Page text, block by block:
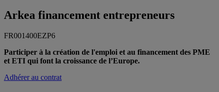
Arkea financement entrepreneurs
FR001400EZP6
Participer à la création de l'emploi et au financement des PME
et ETI qui font la croissance de l’Europe.
Adhérer au contrat